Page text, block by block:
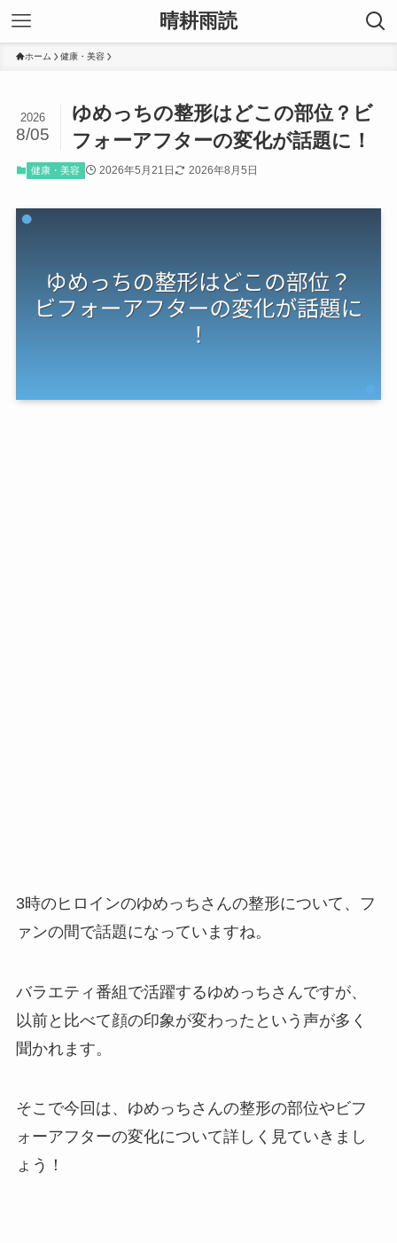
晴耕雨読
ホーム 健康・美容
ゆめっちの整形はどこの部位？ビ
フォーアフターの変化が話題に！
2026
8/05
健康・美容 2026年5月21日 2026年8月5日
3時のヒロインのゆめっちさんの整形について、フ
ァンの間で話題になっていますね。
バラエティ番組で活躍するゆめっちさんですが、
以前と比べて顔の印象が変わったという声が多く
聞かれます。
そこで今回は、ゆめっちさんの整形の部位やビフ
ォーアフターの変化について詳しく見ていきまし
ょう！